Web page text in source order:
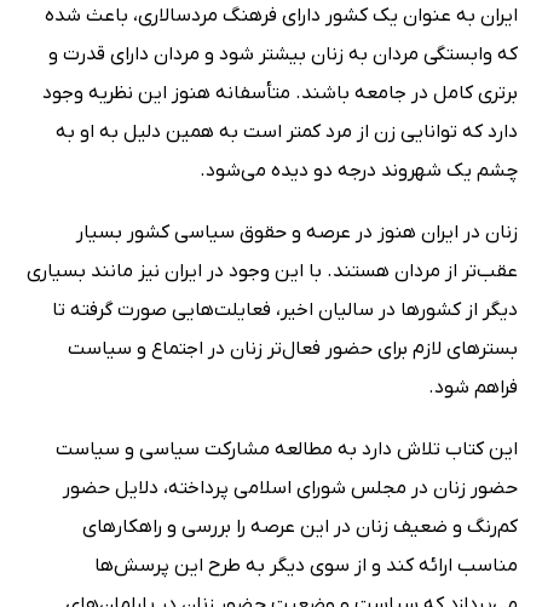
ایران به عنوان یک کشور دارای فرهنگ مردسالاری، باعث شده
که وابستگی مردان به زنان بیشتر شود و مردان دارای قدرت و
برتری کامل در جامعه باشند. متأسفانه هنوز این نظریه وجود
دارد که توانایی زن از مرد کمتر است به همین دلیل به او به
چشم یک شهروند درجه دو دیده می‌شود.
زنان در ایران هنوز در عرصه و حقوق سیاسی کشور بسیار
عقب‌تر از مردان هستند. با این وجود در ایران نیز مانند بسیاری
دیگر از کشورها در سالیان اخیر، فعایلت‌هایی صورت گرفته تا
بسترهای لازم برای حضور فعال‌تر زنان در اجتماع و سیاست
فراهم شود.
این کتاب تلاش دارد به مطالعه مشارکت سیاسی و سیاست
حضور زنان در مجلس شورای اسلامی پرداخته، دلایل حضور
کم‌رنگ و ضعیف زنان در این عرصه را بررسی و راهکارهای
مناسب ارائه کند و از سوی دیگر به طرح این پرسش‌ها